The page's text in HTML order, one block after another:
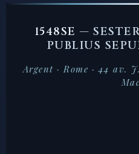
1548SE —
PUBLIUS
Argent · Rome · 44 av.